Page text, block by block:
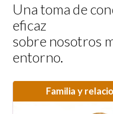
Una toma de
eficaz
sobre nosotros
entorno.
Familia y